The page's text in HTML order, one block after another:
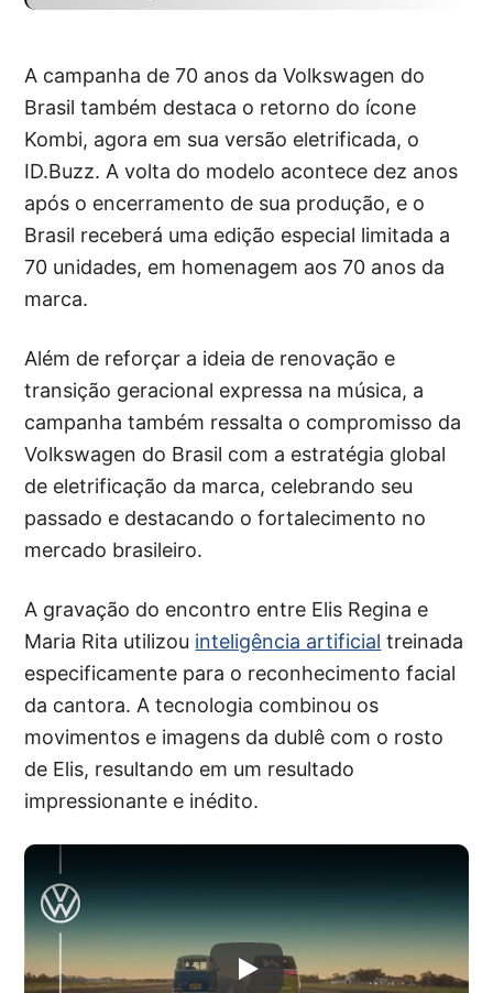
A campanha de 70 anos da Volkswagen do
Brasil também destaca o retorno do ícone
Kombi, agora em sua versão eletrificada, o
ID.Buzz. A volta do modelo acontece dez anos
após o encerramento de sua produção, e o
Brasil receberá uma edição especial limitada a
70 unidades, em homenagem aos 70 anos da
marca.
Além de reforçar a ideia de renovação e
transição geracional expressa na música, a
campanha também ressalta o compromisso da
Volkswagen do Brasil com a estratégia global
de eletrificação da marca, celebrando seu
passado e destacando o fortalecimento no
mercado brasileiro.
A gravação do encontro entre Elis Regina e
Maria Rita utilizou inteligência artificial treinada
especificamente para o reconhecimento facial
da cantora. A tecnologia combinou os
movimentos e imagens da dublê com o rosto
de Elis, resultando em um resultado
impressionante e inédito.